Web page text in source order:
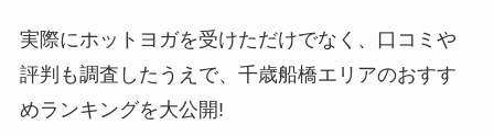
実際にホットヨガを受けただけでなく、口コミや
評判も調査したうえで、千歳船橋エリアのおすす
めランキングを大公開!